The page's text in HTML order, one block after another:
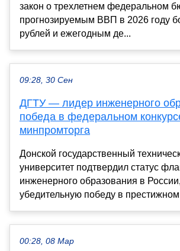
закон о трехлетнем федеральном
прогнозируемым ВВП в 2026 году
рублей и ежегодным де...
09:28, 30 Сен
ДГТУ — лидер инженерного
победа в федеральном
минпромторга
Донской государственный
университет подтвердил статус
инженерного образования в
убедительную победу в
00:28, 08 Мар